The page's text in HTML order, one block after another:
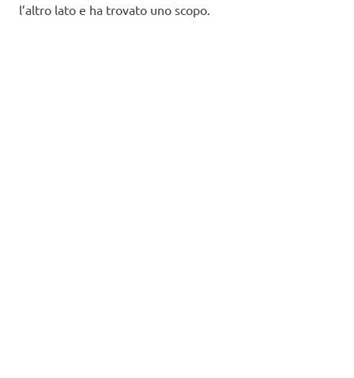
l’altro lato e ha trovato uno scopo.